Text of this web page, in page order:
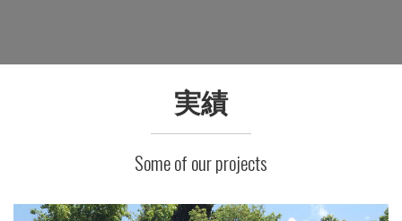
実績
Some of our projects